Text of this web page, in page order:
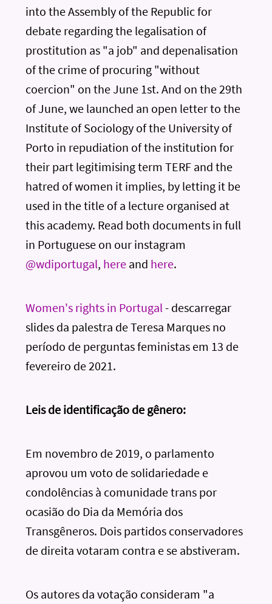
into the Assembly of the Republic for
debate regarding the legalisation of
prostitution as "a job" and depenalisation
of the crime of procuring "without
coercion" on the June 1st. And on the 29th
of June, we launched an open letter to the
Institute of Sociology of the University of
Porto in repudiation of the institution for
their part legitimising term TERF and the
hatred of women it implies, by letting it be
used in the title of a lecture organised at
this academy. Read both documents in full
in Portuguese on our instagram
@wdiportugal, here and here.
Women's rights in Portugal - descarregar
slides da palestra de Teresa Marques no
período de perguntas feministas em 13 de
fevereiro de 2021.
Leis de identificação de gênero:
Em novembro de 2019, o parlamento
aprovou um voto de solidariedade e
condolências à comunidade trans por
ocasião do Dia da Memória dos
Transgêneros. Dois partidos conservadores
de direita votaram contra e se abstiveram.
Os autores da votação consideram "a